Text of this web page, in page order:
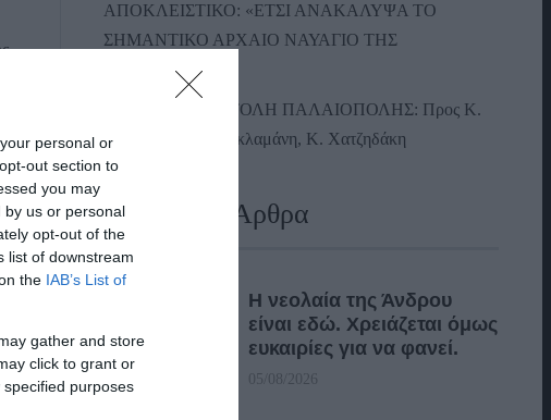
personal or
out section to
you may
by us or personal
opt-out of the
list of downstream
the IAB’s List of
gather and store
click to grant or
purposes
ΑΠΟΚΛΕΙΣΤΙΚΟ: «ΕΤΣΙ ΑΝΑΚΑΛΥΨΑ ΤΟ
ΣΗΜΑΝΤΙΚΟ ΑΡΧΑΙΟ ΝΑΥΑΓΙΟ ΤΗΣ
ΑΝΔΡΟΥ!…»
ΑΝΟΙΧΤΗ ΕΠΙΣΤΟΛΗ ΠΑΛΑΙΟΠΟΛΗΣ: Προς K.
Μητσοτάκη, N. Κακλαμάνη, K. Χατζηδάκη
Πρόσφατα Άρθρα
Η νεολαία της Άνδρου
είναι εδώ. Χρειάζεται όμως
ευκαιρίες για να φανεί.
05/08/2026